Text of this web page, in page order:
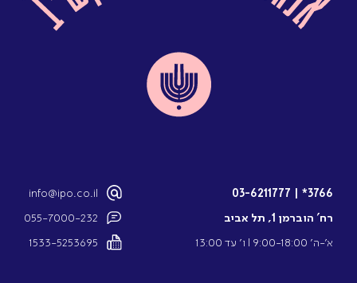
3766*
|
03-6211777
רח’ הוברמן 1, תל אביב
א’-ה’ 9:00-18:00 l ו’ עד 13:00
info@ipo.co.il
055-7000-232
1533-5253695